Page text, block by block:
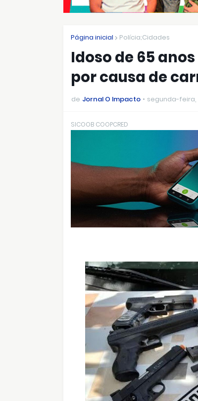
Página inicial Polícia;Cidades
Idoso de 65
por causa de
de Jornal O Impacto segunda-feira,
SICOOB COOPCRED